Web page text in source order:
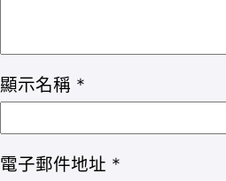
顯示名稱 *
電子郵件地址 *